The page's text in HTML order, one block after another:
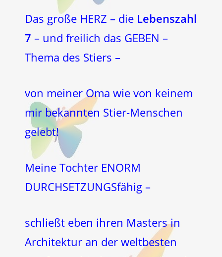
Das große HERZ – die Lebenszahl
7 – und freilich das GEBEN –
Thema des Stiers –
von meiner Oma wie von keinem
mir bekannten Stier-Menschen
gelebt!
Meine Tochter ENORM
DURCHSETZUNGSfähig –
schließt eben ihren Masters in
Architektur an der weltbesten